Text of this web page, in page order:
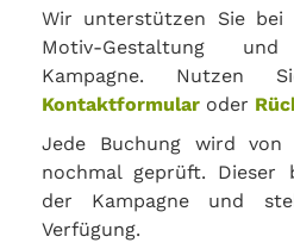
Wir unterstützen Sie bei
Motiv-Gestaltung
Kampagne. Nutzen
Kontaktformular oder
Jede Buchung wird von
nochmal geprüft. Dieser
der Kampagne und
Verfügung.